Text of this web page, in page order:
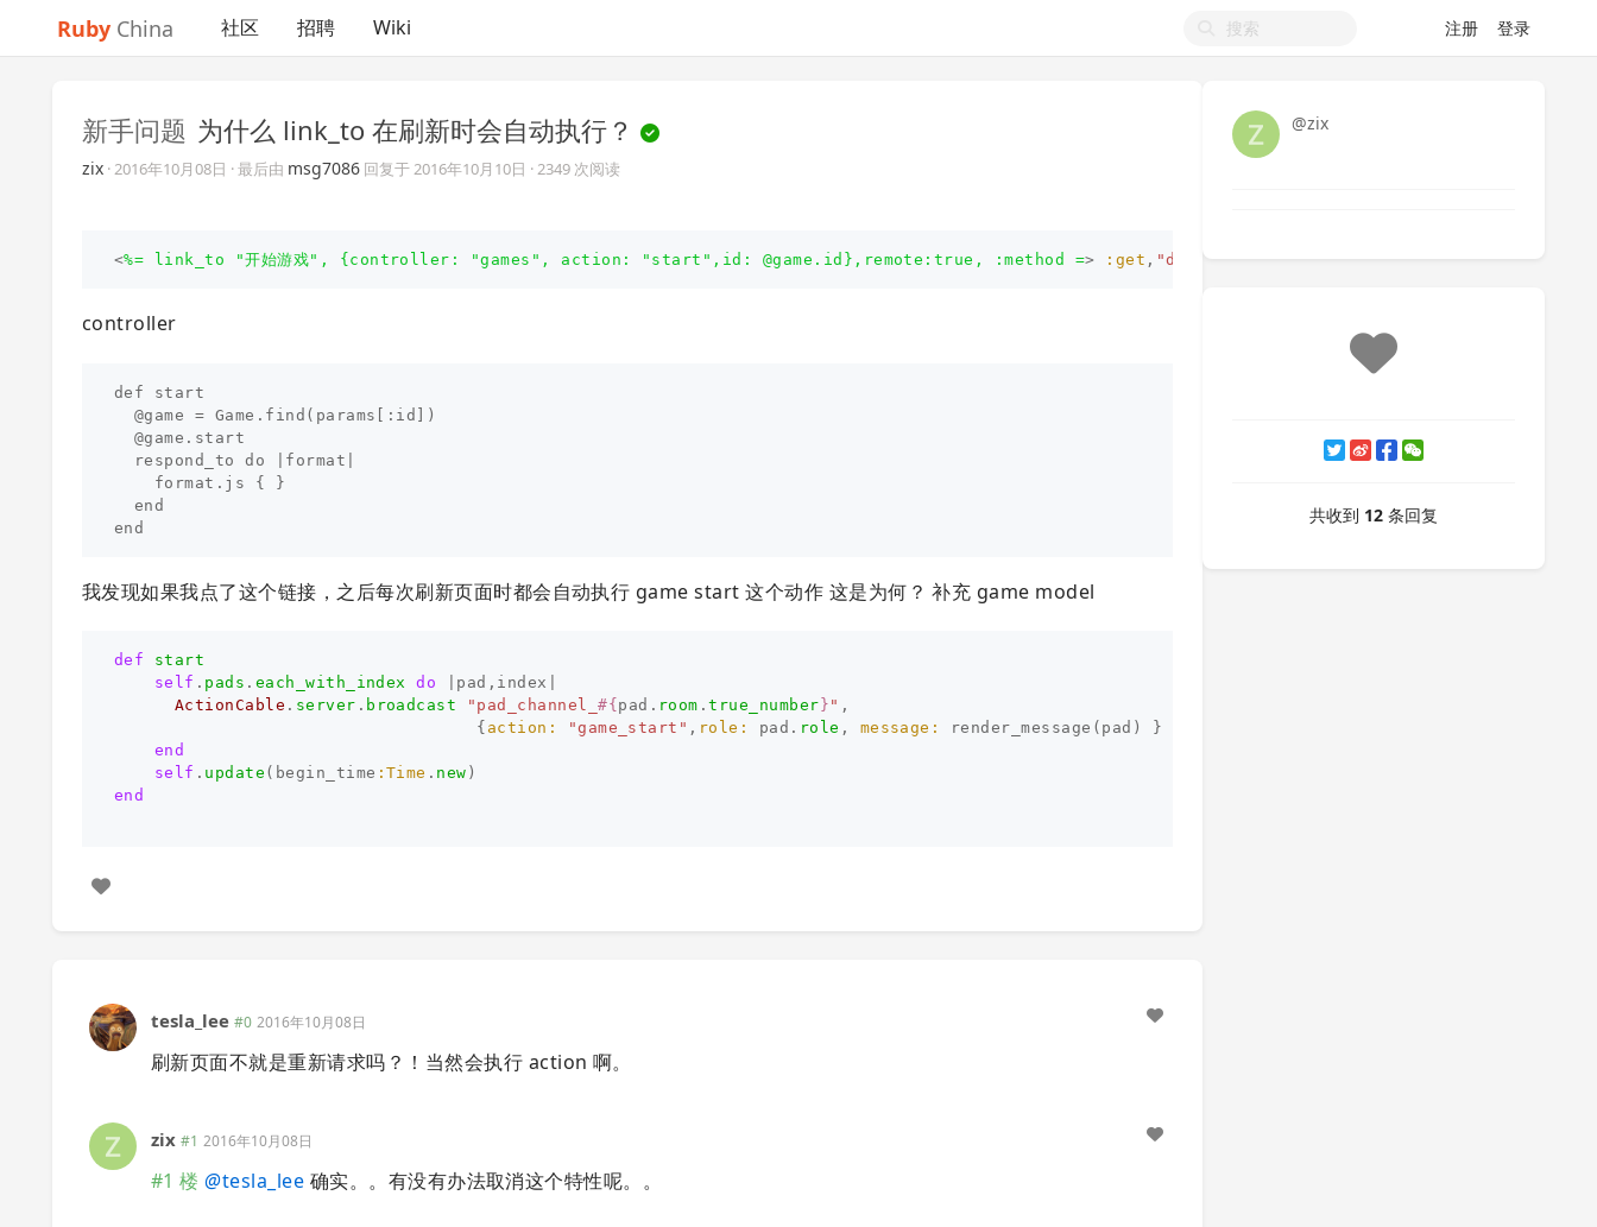
Ruby China 社区 招聘 Wiki 注册 登录
新手问题 为什么 link_to 在刷新时会自动执行？
zix ·2016年10月08日 · 最后由 msg7086 回复于2016年10月10日 · 2349 次阅读
<%= link_to "开始游戏", {controller: "games", action: "start",id: @game.id},remote:true, :method => :get , "data-no-turbolink"=>true,class: "btn btn-
controller
def start
  @game = Game.find(params[:id])
  @game.start
  respond_to do |format|
    format.js { }
  end
我发现如果我点了这个链接，之后每次刷新页面时都会自动执行 game start 这个动作 这是为何？ 补充 game model
def
start
self . pads . each_with_index do pad , index
ActionCable . server . broadcast "pad_channel_#{ pad . room .true_number } " ,
{ action: "game_start" , role: pad . role , message: render_message ( pad )
}
end
self . update ( begin_time :Time . new )
end
tesla_lee #0 2016年10月08日
刷新页面不就是重新请求吗？！当然会执行 action 啊。
zix #1 2016年10月08日
#1 楼 @tesla_lee 确实。。有没有办法取消这个特性呢。。
@zix
共收到 12 条回复